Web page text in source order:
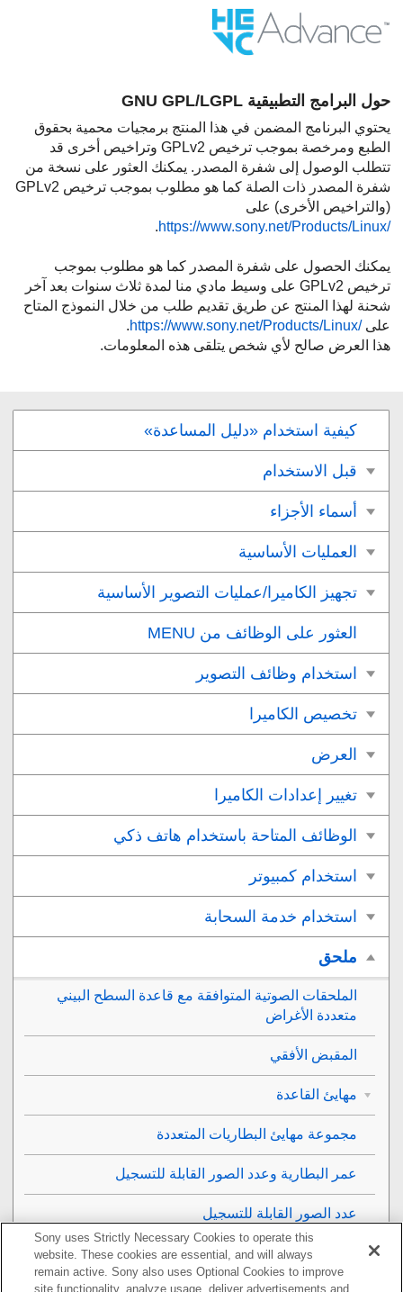
حول البرامج التطبيقية GNU GPL/LGPL
يحتوي البرنامج المضمن في هذا المنتج برمجيات محمية بحقوق
الطبع ومرخصة بموجب ترخيص GPLv2 وتراخيص أخرى قد
تتطلب الوصول إلى شفرة المصدر. يمكنك العثور على نسخة من
شفرة المصدر ذات الصلة كما هو مطلوب بموجب ترخيص GPLv2
(والتراخيص الأخرى) على
https://www.sony.net/Products/Linux/
يمكنك الحصول على شفرة المصدر كما هو مطلوب بموجب
ترخيص GPLv2 على وسيط مادي منا لمدة ثلاث سنوات بعد آخر
شحنة لهذا المنتج عن طريق تقديم طلب من خلال النموذج المتاح
علىhttps://www.sony.net/Products/Linux/
هذا العرض صالح لأي شخص يتلقى هذه المعلومات.
كيفية استخدام «دليل المساعدة»
قبل الاستخدام
أسماء الأجزاء
العمليات الأساسية
تجهيز الكاميرا/عمليات التصوير الأساسية
العثور على الوظائف من MENU
استخدام وظائف التصوير
تخصيص الكاميرا
العرض
تغيير إعدادات الكاميرا
الوظائف المتاحة باستخدام هاتف ذكي
استخدام كمبيوتر
استخدام خدمة السحابة
ملحق
الملحقات الصوتية المتوافقة مع قاعدة السطح البيني
متعددة الأغراض
المقبض الأفقي
مهايئ القاعدة
مجموعة مهايئ البطاريات المتعددة
عمر البطارية وعدد الصور القابلة للتسجيل
عدد الصور القابلة للتسجيل
مدد الأفلام القابلة للتسجيل
Sony uses Strictly Necessary Cookies to operate this
website. These cookies are essential, and will always
remain active. Sony also uses Optional Cookies to improve
site functionality, analyze usage, deliver advertisements and